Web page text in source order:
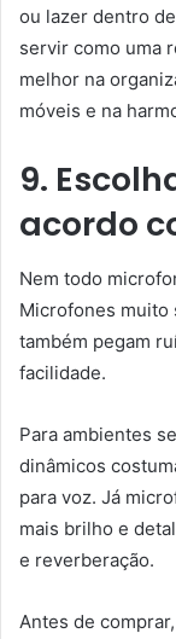
ou lazer dentro
servir como uma
melhor na
móveis e na
9.
acordo
Nem todo
Microfones muito
também pegam
facilidade.
Para ambientes
dinâmicos
para voz. Já
mais brilho e
e reverberação.
Antes de